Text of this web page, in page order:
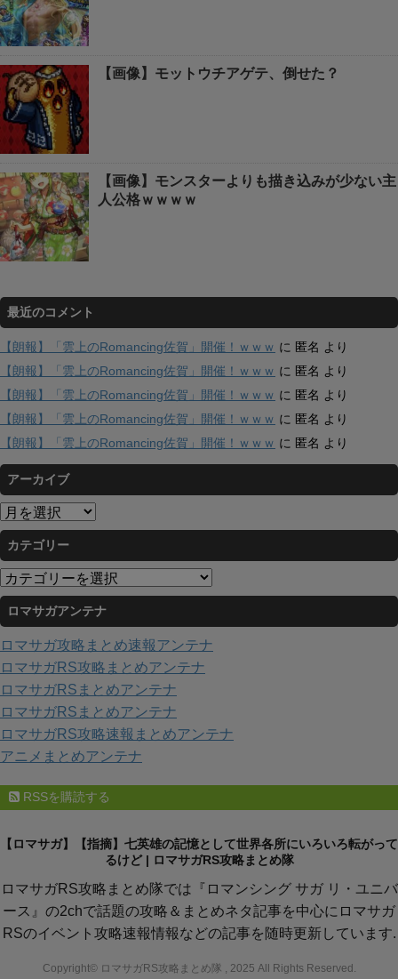
【画像】モットウチアゲテ、倒せた？
【画像】モンスターよりも描き込みが少ない主
人公格ｗｗｗｗ
最近のコメント
【朗報】「雲上のRomancing佐賀」開催！ｗｗｗ に 匿名 より
【朗報】「雲上のRomancing佐賀」開催！ｗｗｗ に 匿名 より
【朗報】「雲上のRomancing佐賀」開催！ｗｗｗ に 匿名 より
【朗報】「雲上のRomancing佐賀」開催！ｗｗｗ に 匿名 より
【朗報】「雲上のRomancing佐賀」開催！ｗｗｗ に 匿名 より
アーカイブ
ア
ー
カ
イ
ブ
カテゴリー
カ
テ
ゴ
リ
ー
ロマサガアンテナ
ロマサガ攻略まとめ速報アンテナ
ロマサガRS攻略まとめアンテナ
ロマサガRSまとめアンテナ
ロマサガRSまとめアンテナ
ロマサガRS攻略速報まとめアンテナ
アニメまとめアンテナ
RSSを購読する
【ロマサガ】【指摘】七英雄の記憶として世界各所にいろいろ転がって
るけど | ロマサガRS攻略まとめ隊
ロマサガRS攻略まとめ隊では『ロマンシング サガ リ・ユニバ
ース』の2chで話題の攻略＆まとめネタ記事を中心にロマサガ
RSのイベント攻略速報情報などの記事を随時更新しています.
Copyright© ロマサガRS攻略まとめ隊 , 2025 All Rights Reserved.